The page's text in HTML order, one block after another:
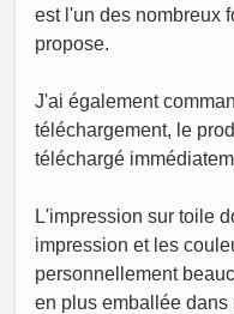
est l'un des nombreux
propose.
J'ai également
téléchargement, le
téléchargé
L'impression sur toile
impression et les
personnellement
en plus emballée